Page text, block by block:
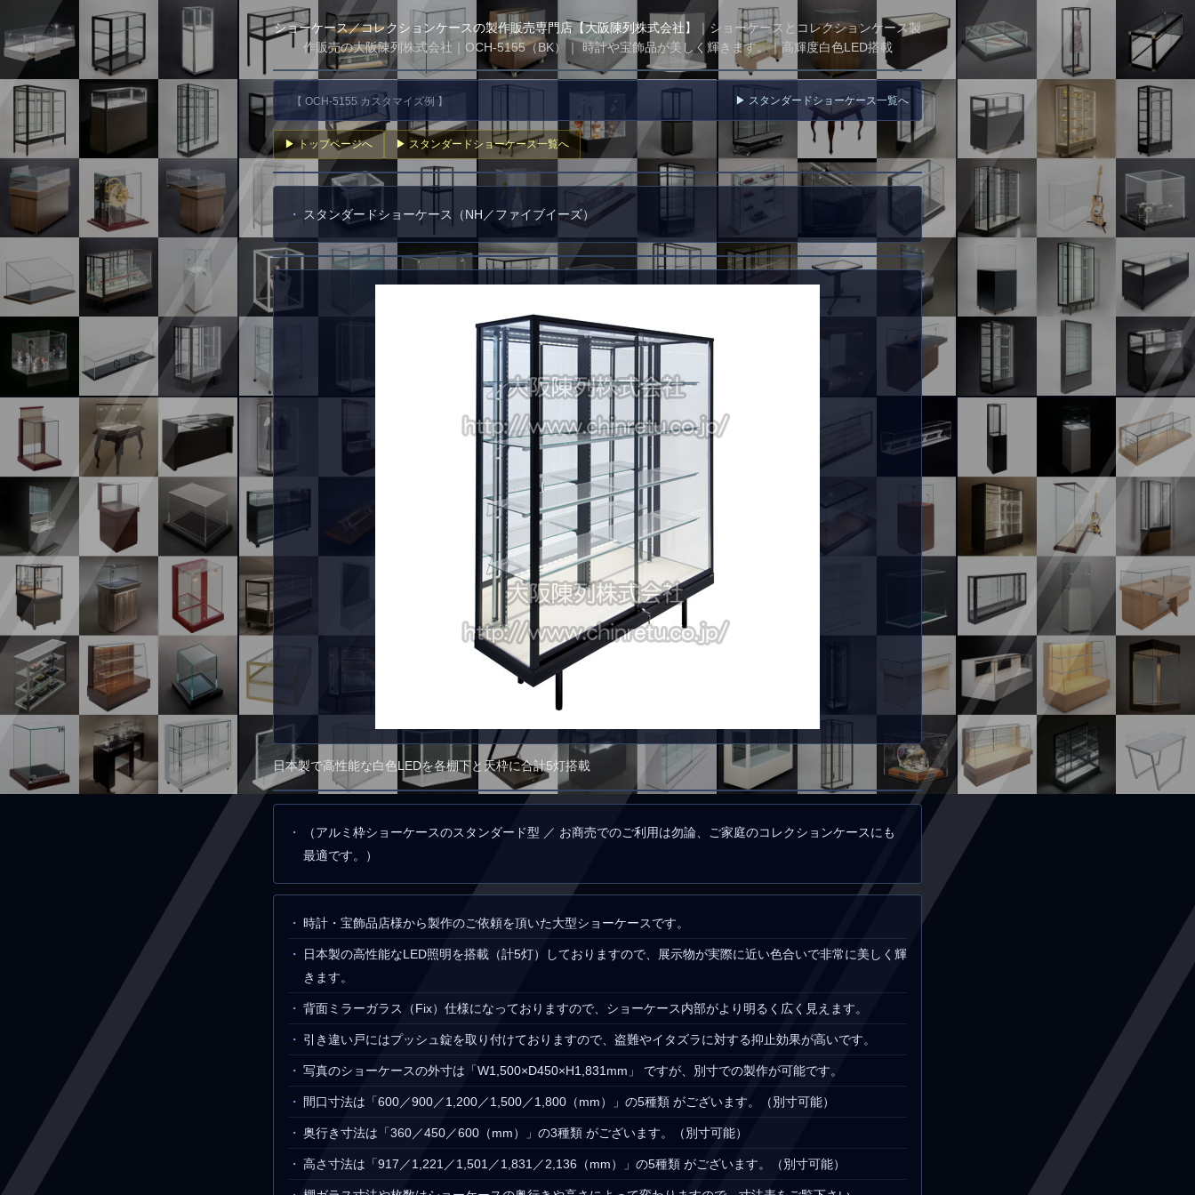
ショーケース／コレクションケースの製作販売専門店【大阪陳列株式会社】
｜ショーケースとコレクションケース製
作販売の大阪陳列株式会社｜OCH-5155（BK）｜ 時計や宝飾品が美しく輝きます。｜高輝度白色LED搭載
【 OCH-5155 カスタマイズ例 】 ▶ スタンダードショーケース一覧へ
▶ トップページへ ▶ スタンダードショーケース一覧へ
スタンダードショーケース（NH／ファイブイーズ）
日本製で高性能な白色LEDを各棚下と天枠に合計5灯搭載
（アルミ枠ショーケースのスタンダード型 ／ お商売でのご利用は勿論、ご家庭のコレクションケースにも
最適です。）
時計・宝飾品店様から製作のご依頼を頂いた大型ショーケースです。
日本製の高性能なLED照明を搭載（計5灯）しておりますので、展示物が実際に近い色合いで非常に美しく輝
きます。
背面ミラーガラス（Fix）仕様になっておりますので、ショーケース内部がより明るく広く見えます。
引き違い戸にはプッシュ錠を取り付けておりますので、盗難やイタズラに対する抑止効果が高いです。
写真のショーケースの外寸は「W1,500×D450×H1,831mm」 ですが、別寸での製作が可能です。
間口寸法は「600／900／1,200／1,500／1,800（mm）」の5種類 がございます。（別寸可能）
奥行き寸法は「360／450／600（mm）」の3種類 がございます。（別寸可能）
高さ寸法は「917／1,221／1,501／1,831／2,136（mm）」の5種類 がございます。（別寸可能）